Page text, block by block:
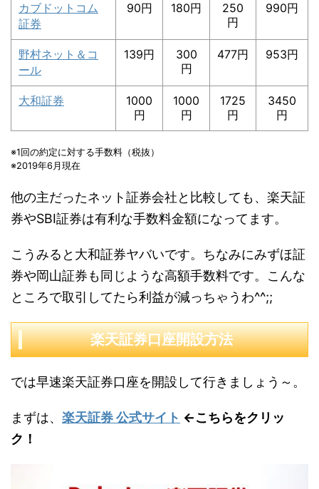
カブドットコム
証券
90円 180円
250
円
990円
野村ネット＆コ
ール
139円
300
円
477円 953円
大和証券
1000
円
1000
円
1725
円
3450
円
※1回の約定に対する手数料（税抜）
※2019年6月現在
他の主だったネット証券会社と比較しても、楽天証
券やSBI証券は有利な手数料金額になってます。
こうみると大和証券ヤバいです。ちなみにみずほ証
券や岡山証券も同じような高額手数料です。こんな
ところで取引してたら利益が減っちゃうわ^^;;
楽天証券口座開設方法
では早速楽天証券口座を開設して行きましょう～。
まずは、 楽天証券 公式サイト ←こちらをクリッ
ク！